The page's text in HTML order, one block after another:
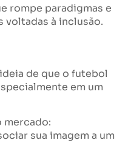
rompe paradigmas e
à inclusão.
de que o futebol
em um
mercado:
sua imagem a um